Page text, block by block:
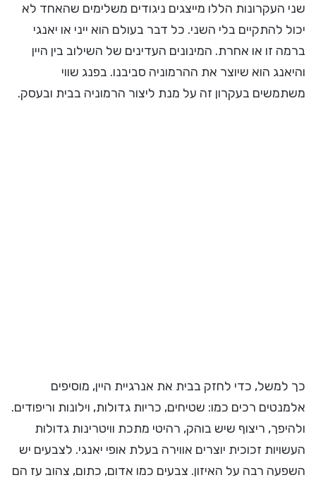
שני העקרונות הללו מייצגים ניגודים משלימים שהאחד לא
יכול להתקיים בלי השני. כל דבר בעולם הוא ייני או יאנגי
ברמה זו או אחרת. המינונים העדינים של השילוב בין היין
והיאנג הוא שיוצר את ההרמוניה סביבנו. בפנג שווי
משתמשים בעקרון זה על מנת ליצור הרמוניה בבית ובעסק.
כך למשל, כדי לחזק בבית את אנרגיית היין, מוסיפים
אלמנטים רכים כמו: שטיחים, כריות גדולות, וילונות וריפודים.
ולהיפך, ריצוף שיש בוהק, רהיטי מתכת וויטרינות גדולות
העשויות זכוכית יוצרים אווירה בעלת אופי יאנגי. לצבעים יש
השפעה רבה על האיזון. צבעים כמו אדום, כתום, צהוב עז הם